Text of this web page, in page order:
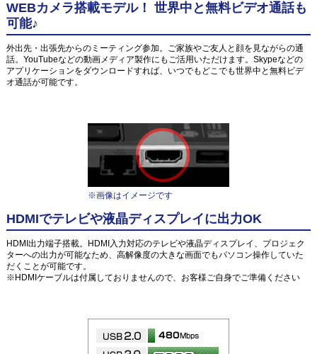
WEBカメラ搭載モデル！ 世界中と無料ビデオ通話も
可能♪
外出先・出張先からのミーティング参加。ご家族やご友人と顔を見ながらの通
話。YouTubeなどの動画メディア製作にもご活用いただけます。Skypeなどの
アプリケーションをダウンロードすれば、いつでもどこでも世界中と無料ビデ
オ通話が可能です。
※画像はイメージです
HDMIでテレビや液晶ディスプレイに出力OK
HDMI出力端子搭載。HDMI入力対応のテレビや液晶ディスプレイ、プロジェク
ターへの出力が可能なため、高解像度の大きな画面でもパソコン操作していた
だくことが可能です。
※HDMIケーブルは付属しておりませんので、お客様ご自身でご準備ください